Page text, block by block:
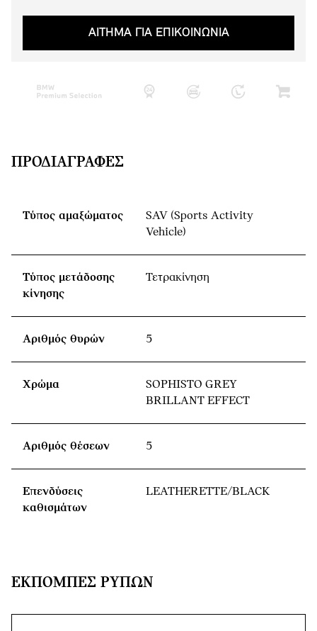
ΑΙΤΗΜΑ ΓΙΑ ΕΠΙΚΟΙΝΩΝΙΑ
ΠΡΟΔΙΑΓΡΑΦΈΣ
Τύπος αμαξώματος
SAV (Sports Activity
Vehicle)
Τύπος μετάδοσης
κίνησης
Τετρακίνηση
Αριθμός θυρών 5
Χρώμα
SOPHISTO GREY
BRILLANT EFFECT
Αριθμός θέσεων 5
Επενδύσεις
καθισμάτων
LEATHERETTE/BLACK
ΕΚΠΟΜΠΈΣ ΡΎΠΩΝ